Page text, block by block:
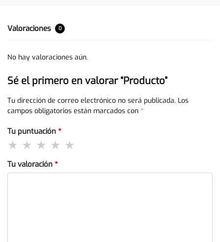
Valoraciones 0
No hay valoraciones aún.
Sé el primero en valorar “Producto”
Tu dirección de correo electrónico no será publicada. Los
campos obligatorios están marcados con *
Tu puntuación *
Tu valoración *